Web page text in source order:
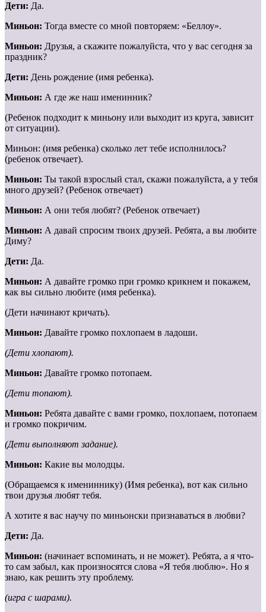
Дети: Да.
Миньон: Тогда вместе со мной повторяем: «Беллоу».
Миньон: Друзья, а скажите пожалуйста, что у вас сегодня за
праздник?
Дети: День рождение (имя ребенка).
Миньон: А где же наш именинник?
(Ребенок подходит к миньону или выходит из круга, зависит
от ситуации).
Миньон: (имя ребенка) сколько лет тебе исполнилось?
(ребенок отвечает).
Миньон: Ты такой взрослый стал, скажи пожалуйста, а у тебя
много друзей? (Ребенок отвечает)
Миньон: А они тебя любят? (Ребенок отвечает)
Миньон: А давай спросим твоих друзей. Ребята, а вы любите
Диму?
Дети: Да.
Миньон: А давайте громко при громко крикнем и покажем,
как вы сильно любите (имя ребенка).
(Дети начинают кричать).
Миньон: Давайте громко похлопаем в ладоши.
(Дети хлопают).
Миньон: Давайте громко потопаем.
(Дети топают).
Миньон: Ребята давайте с вами громко, похлопаем, потопаем
и громко покричим.
(Дети выполняют задание).
Миньон: Какие вы молодцы.
(Обращаемся к имениннику) (Имя ребенка), вот как сильно
твои друзья любят тебя.
А хотите я вас научу по миньонски признаваться в любви?
Дети: Да.
Миньон: (начинает вспоминать, и не может). Ребята, а я что-
то сам забыл, как произносятся слова «Я тебя люблю». Но я
знаю, как решить эту проблему.
(игра с шарами).